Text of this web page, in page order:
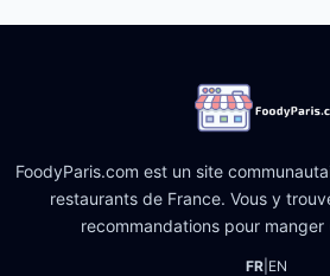
FoodyParis.com est un site
restaurants de France. Vous y
recommandations pour
FR| EN